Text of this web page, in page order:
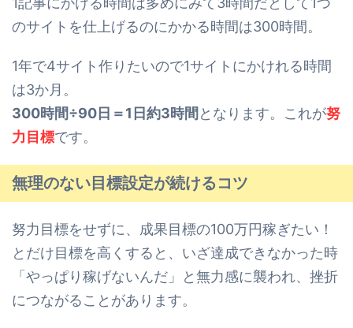
のサイトを仕上げるのにかかる時間は300時間。
1年で4サイト作りたいので1サイトにかけれる時間
は3か月。
300時間÷90日＝1日約3時間 となります。これが努
力目標です。
無理のない目標設定が続けるコツ
努力目標をせずに、成果目標の100万円稼ぎたい！
とだけ目標を高くすると、いざ達成できなかった時
「やっぱり稼げないんだ」と無力感に襲われ、挫折
につながることがあります。